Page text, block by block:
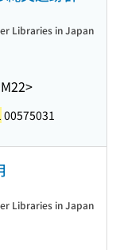
Libraries in Japan
00575031
Libraries in Japan